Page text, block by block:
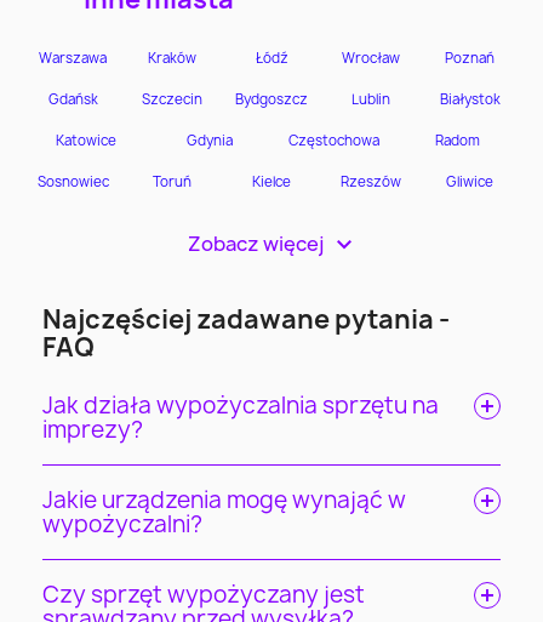
Zobacz więcej >
Najczęściej zadawane pytania -
FAQ
Jak działa wypożyczalnia sprzętu na
imprezy?
Jakie urządzenia mogę wynająć w
wypożyczalni?
Czy sprzęt wypożyczany jest